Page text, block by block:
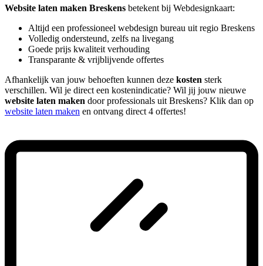
Website laten maken Breskens betekent bij Webdesignkaart:
Altijd een professioneel webdesign bureau uit regio Breskens
Volledig ondersteund, zelfs na livegang
Goede prijs kwaliteit verhouding
Transparante & vrijblijvende offertes
Afhankelijk van jouw behoeften kunnen deze kosten sterk
verschillen. Wil je direct een kostenindicatie? Wil jij jouw nieuwe
website laten maken door professionals uit Breskens? Klik dan op
website laten maken en ontvang direct 4 offertes!